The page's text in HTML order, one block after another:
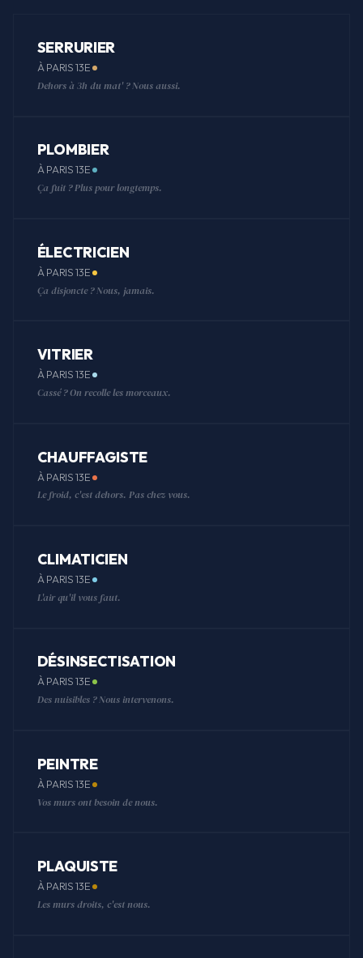
SERRURIER
À PARIS 13E
Dehors à 3h du mat' ? Nous aussi.
PLOMBIER
À PARIS 13E
Ça fuit ? Plus pour longtemps.
ÉLECTRICIEN
À PARIS 13E
Ça disjoncte ? Nous, jamais.
VITRIER
À PARIS 13E
Cassé ? On recolle les morceaux.
CHAUFFAGISTE
À PARIS 13E
Le froid, c'est dehors. Pas chez vous.
CLIMATICIEN
À PARIS 13E
L'air qu'il vous faut.
DÉSINSECTISATION
À PARIS 13E
Des nuisibles ? Nous intervenons.
PEINTRE
À PARIS 13E
Vos murs ont besoin de nous.
PLAQUISTE
À PARIS 13E
Les murs droits, c'est nous.